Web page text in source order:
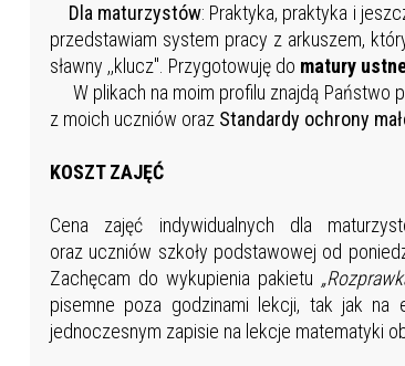
Dla maturzystów: Praktyka, praktyka i
przedstawiam system pracy z arkuszem,
sławny ,,klucz". Przygotowuję do matury
W plikach na moim profilu znajdą Państwo
z moich uczniów oraz Standardy ochrony
KOSZT ZAJĘĆ
Cena zajęć indywidualnych dla
oraz uczniów szkoły podstawowej od
Zachęcam do wykupienia pakietu
pisemne poza godzinami lekcji, tak jak na
jednoczesnym zapisie na lekcje matematyki